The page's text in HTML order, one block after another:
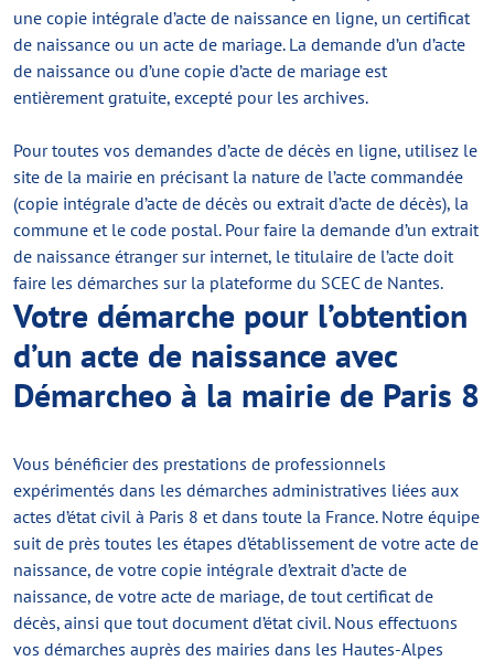
une copie intégrale d’acte de naissance en ligne, un certificat
de naissance ou un acte de mariage. La demande d’un d’acte
de naissance ou d’une copie d’acte de mariage est
entièrement gratuite, excepté pour les archives.
Pour toutes vos demandes d’acte de décès en ligne, utilisez le
site de la mairie en précisant la nature de l’acte commandée
(copie intégrale d’acte de décès ou extrait d’acte de décès), la
commune et le code postal. Pour faire la demande d’un extrait
de naissance étranger sur internet, le titulaire de l’acte doit
faire les démarches sur la plateforme du SCEC de Nantes.
Votre démarche pour l’obtention
d’un acte de naissance avec
Démarcheo à la mairie de Paris 8
Vous bénéficier des prestations de professionnels
expérimentés dans les démarches administratives liées aux
actes d’état civil à Paris 8 et dans toute la France. Notre équipe
suit de près toutes les étapes d’établissement de votre acte de
naissance, de votre copie intégrale d’extrait d’acte de
naissance, de votre acte de mariage, de tout certificat de
décès, ainsi que tout document d’état civil. Nous effectuons
vos démarches auprès des mairies dans les Hautes-Alpes